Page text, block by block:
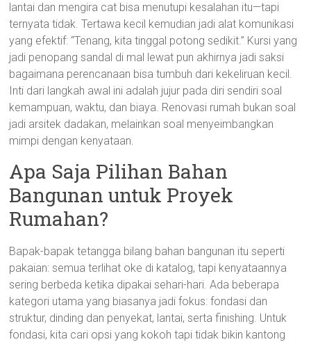
lantai dan mengira cat bisa menutupi kesalahan itu—tapi
ternyata tidak. Tertawa kecil kemudian jadi alat komunikasi
yang efektif: “Tenang, kita tinggal potong sedikit.” Kursi yang
jadi penopang sandal di mal lewat pun akhirnya jadi saksi
bagaimana perencanaan bisa tumbuh dari kekeliruan kecil.
Inti dari langkah awal ini adalah jujur pada diri sendiri soal
kemampuan, waktu, dan biaya. Renovasi rumah bukan soal
jadi arsitek dadakan, melainkan soal menyeimbangkan
mimpi dengan kenyataan.
Apa Saja Pilihan Bahan
Bangunan untuk Proyek
Rumahan?
Bapak-bapak tetangga bilang bahan bangunan itu seperti
pakaian: semua terlihat oke di katalog, tapi kenyataannya
sering berbeda ketika dipakai sehari-hari. Ada beberapa
kategori utama yang biasanya jadi fokus: fondasi dan
struktur, dinding dan penyekat, lantai, serta finishing. Untuk
fondasi, kita cari opsi yang kokoh tapi tidak bikin kantong